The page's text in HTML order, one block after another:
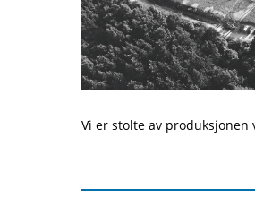
Vi er stolte av